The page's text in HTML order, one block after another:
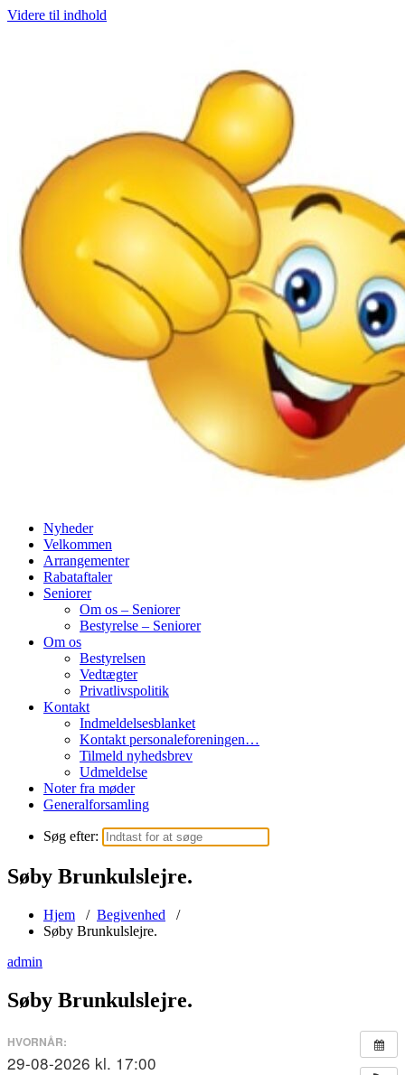
Videre til indhold
Nyheder
Velkommen
Arrangementer
Rabataftaler
Seniorer
Om os – Seniorer
Bestyrelse – Seniorer
Om os
Bestyrelsen
Vedtægter
Privatlivspolitik
Kontakt
Indmeldelsesblanket
Kontakt personaleforeningen…
Tilmeld nyhedsbrev
Udmeldelse
Noter fra møder
Generalforsamling
Søg efter:
Søby Brunkulslejre.
Hjem / Begivenhed /
Søby Brunkulslejre.
admin
Søby Brunkulslejre.
HVORNÅR:
29-08-2026 kl. 17:00